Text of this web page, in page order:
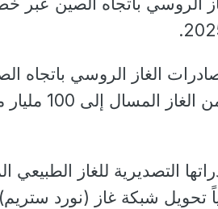
الغاز الروسي باتجاه
سيبيريا 1) و(قوة
تحويل شبكة غاز (نورد